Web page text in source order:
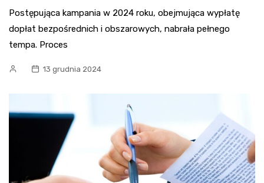
Postępująca kampania w 2024 roku, obejmująca wypłatę
dopłat bezpośrednich i obszarowych, nabrała pełnego
tempa. Proces
13 grudnia 2024